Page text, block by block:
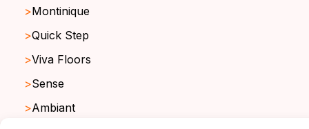
Montinique
Quick Step
Viva Floors
Sense
Ambiant